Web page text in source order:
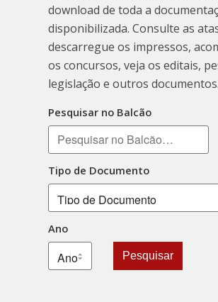
download de toda a
disponibilizada. Consulte as
descarregue os impressos,
os concursos, veja os editais,
legislação e outros documentos.
Pesquisar no Balcão
Tipo de Documento
Ano
Pesquisar